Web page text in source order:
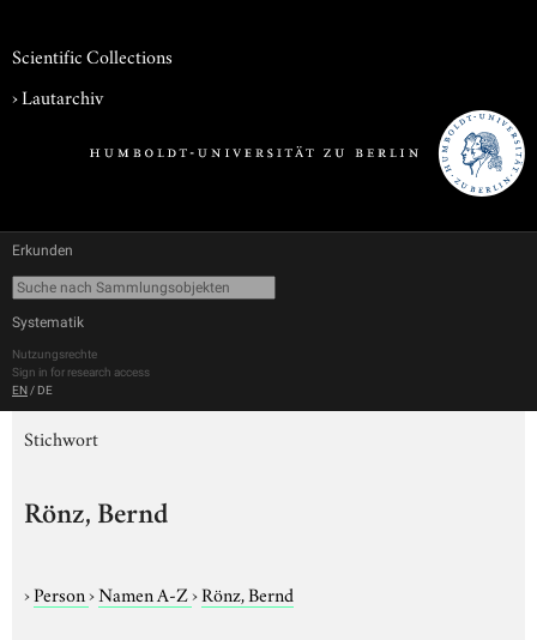
Scientific Collections
›Lautarchiv
Erkunden
Systematik
Nutzungsrechte
Sign in for research access
EN / DE
Stichwort
Rönz, Bernd
›Person›Namen A-Z›Rönz, Bernd